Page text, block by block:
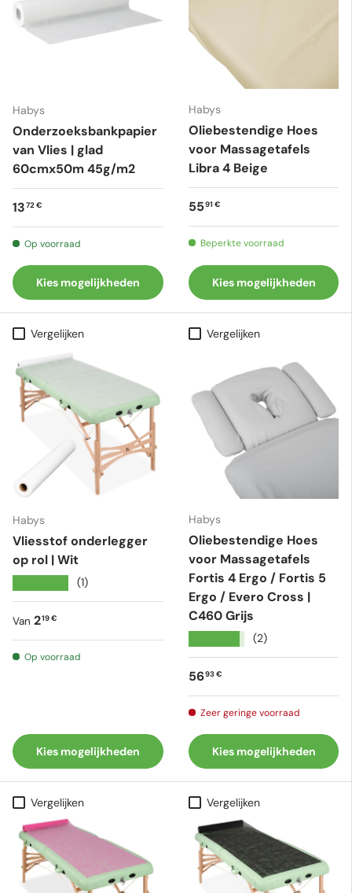
Habys
Onderzoeksbankpapier
van Vlies | glad
60cmx50m 45g/m2
Reguliere prijs
1372 €
Op voorraad
Kies mogelijkheden
Habys
Oliebestendige Hoes
voor Massagetafels
Libra 4 Beige
Reguliere prijs
5591 €
Beperkte voorraad
Kies mogelijkheden
Vergelijken
Habys
Vliesstof onderlegger
op rol | Wit
(1)
Reguliere prijs
Van 219 €
Op voorraad
Kies mogelijkheden
Vergelijken
Habys
Oliebestendige Hoes
voor Massagetafels
Fortis 4 Ergo / Fortis 5
Ergo / Evero Cross |
C460 Grijs
(2)
Reguliere prijs
5693 €
Zeer geringe voorraad
Kies mogelijkheden
Vergelijken Vergelijken